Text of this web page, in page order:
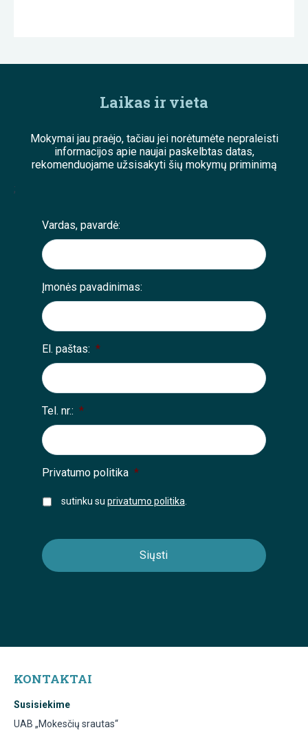
Laikas ir vieta
Mokymai jau praėjo, tačiau jei norėtumėte nepraleisti
informacijos apie naujai paskelbtas datas,
rekomenduojame užsisakyti šių mokymų priminimą
;
Vardas, pavardė:
Įmonės pavadinimas:
El. paštas: *
Tel. nr.: *
Privatumo politika *
sutinku su privatumo politika
KONTAKTAI
Susisiekime
UAB „Mokesčių srautas“